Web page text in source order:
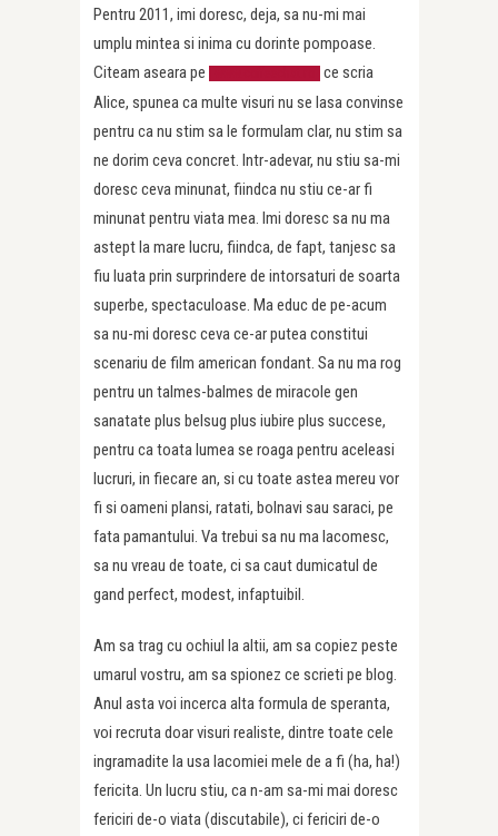
Pentru 2011, imi doresc, deja, sa nu-mi mai
umplu mintea si inima cu dorinte pompoase.
Citeam aseara pe
ce scria
Alice, spunea ca multe visuri nu se lasa convinse
pentru ca nu stim sa le formulam clar, nu stim sa
ne dorim ceva concret. Intr-adevar, nu stiu sa-mi
doresc ceva minunat, fiindca nu stiu ce-ar fi
minunat pentru viata mea. Imi doresc sa nu ma
astept la mare lucru, fiindca, de fapt, tanjesc sa
fiu luata prin surprindere de intorsaturi de soarta
superbe, spectaculoase. Ma educ de pe-acum
sa nu-mi doresc ceva ce-ar putea constitui
scenariu de film american fondant. Sa nu ma rog
pentru un talmes-balmes de miracole gen
sanatate plus belsug plus iubire plus succese,
pentru ca toata lumea se roaga pentru aceleasi
lucruri, in fiecare an, si cu toate astea mereu vor
fi si oameni plansi, ratati, bolnavi sau saraci, pe
fata pamantului. Va trebui sa nu ma lacomesc,
sa nu vreau de toate, ci sa caut dumicatul de
gand perfect, modest, infaptuibil.
Am sa trag cu ochiul la altii, am sa copiez peste
umarul vostru, am sa spionez ce scrieti pe blog.
Anul asta voi incerca alta formula de speranta,
voi recruta doar visuri realiste, dintre toate cele
ingramadite la usa lacomiei mele de a fi (ha, ha!)
fericita. Un lucru stiu, ca n-am sa-mi mai doresc
fericiri de-o viata (discutabile), ci fericiri de-o